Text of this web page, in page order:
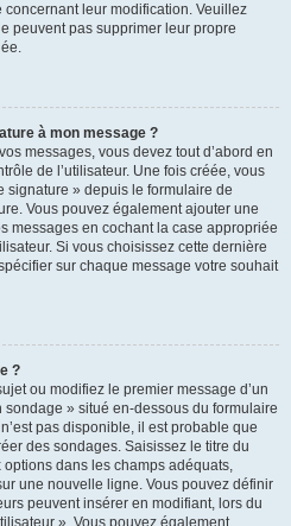
leur modification. Veuillez
peuvent pas supprimer leur propre
à mon message ?
messages, vous devez tout d’abord en
de l’utilisateur. Une fois créée, vous
signature » depuis le formulaire de
Vous pouvez également ajouter une
messages en cochant la case appropriée
Si vous choisissez cette dernière
sur chaque message votre souhait
?
ou modifiez le premier message d’un
sondage » situé en-dessous du formulaire
pas disponible, il est probable que
des sondages. Saisissez le titre du
dans les champs adéquats,
une nouvelle ligne. Vous pouvez définir
peuvent insérer en modifiant, lors du
». Vous pouvez également